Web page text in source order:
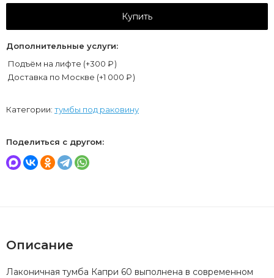
Купить
Дополнительные услуги:
Подъём на лифте (+300 ₽)
Доставка по Москве (+1 000 ₽)
Категории: тумбы под раковину
Поделиться с другом:
Описание
Лаконичная тумба Капри 60 выполнена в современном